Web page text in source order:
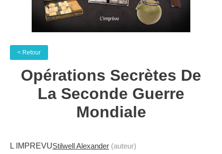
< Retour
Opérations Secrètes De
La Seconde Guerre
Mondiale
L IMPREVUStilwell Alexander (auteur)